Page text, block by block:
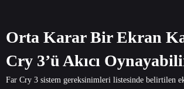
Orta Karar Bir Ekran
Cry 3’ü Akıcı
Far Cry 3 sistem gereksinimleri listesinde belirtilen